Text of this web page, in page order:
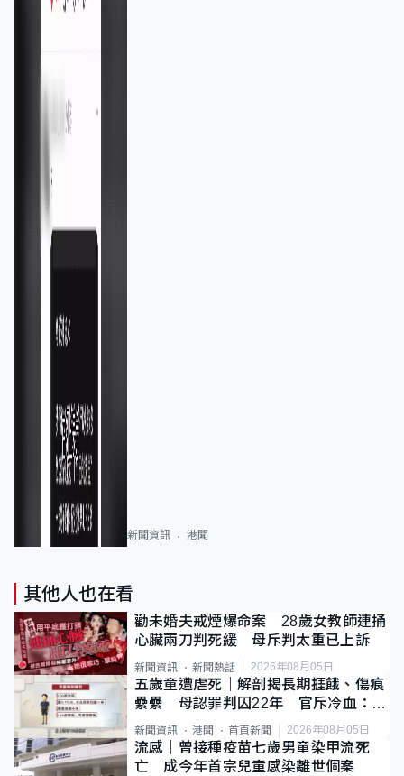
新聞資訊 港聞
其他人也在看
勸未婚夫戒煙爆命案 28歲女教師連捅
心臟兩刀判死緩 母斥判太重已上訴
新聞資訊 新聞熱話 2026年08月05日
五歲童遭虐死｜解剖揭長期捱餓、傷痕
纍纍 母認罪判囚22年 官斥冷血：同
類案最惡劣
新聞資訊 港聞 首頁新聞 2026年08月05日
流感｜曾接種疫苗七歲男童染甲流死
亡 成今年首宗兒童感染離世個案